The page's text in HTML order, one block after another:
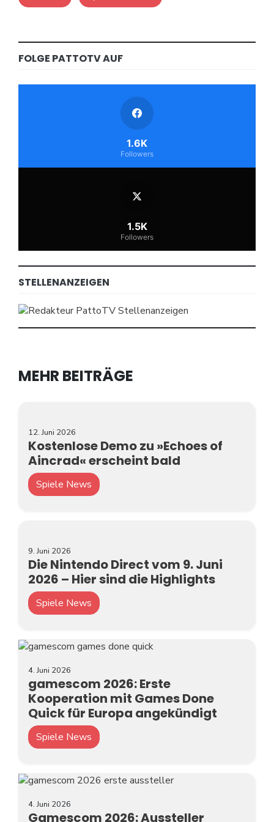
FOLGE PATTOTV AUF
1.6K
Followers
1.5K
Followers
STELLENANZEIGEN
MEHR BEITRÄGE
12. Juni 2026
Kostenlose Demo zu »Echoes of
Aincrad« erscheint bald
Spiele News
9. Juni 2026
Die Nintendo Direct vom 9. Juni
2026 – Hier sind die Highlights
Spiele News
4. Juni 2026
gamescom 2026: Erste
Kooperation mit Games Done
Quick für Europa angekündigt
Spiele News
4. Juni 2026
Gamescom 2026: Aussteller